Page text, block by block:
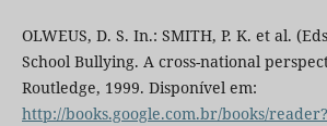
OLWEUS, D. S. In.: SMITH, P. K. et al.
School Bullying. A cross-national
Routledge, 1999. Disponível em:
http://books.google.com.br/books/reader?